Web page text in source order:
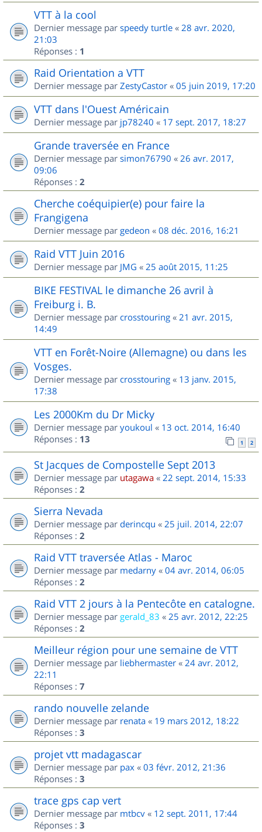
VTT à la cool
Dernier message par speedy turtle « 28 avr. 2020,
21:03
Réponses : 1
Raid Orientation a VTT
Dernier message par ZestyCastor « 05 juin 2019, 17:20
VTT dans l'Ouest Américain
Dernier message par jp78240 « 17 sept. 2017, 18:27
Grande traversée en France
Dernier message par simon76790 « 26 avr. 2017,
09:06
Réponses : 2
Cherche coéquipier(e) pour faire la
Frangigena
Dernier message par gedeon « 08 déc. 2016, 16:21
Raid VTT Juin 2016
Dernier message par JMG « 25 août 2015, 11:25
BIKE FESTIVAL le dimanche 26 avril à
Freiburg i. B.
Dernier message par crosstouring « 21 avr. 2015,
14:49
VTT en Forêt-Noire (Allemagne) ou dans les
Vosges.
Dernier message par crosstouring « 13 janv. 2015,
17:38
Les 2000Km du Dr Micky
Dernier message par youkoul « 13 oct. 2014, 16:40
Réponses : 13 1 2
St Jacques de Compostelle Sept 2013
Dernier message par utagawa « 22 sept. 2014, 15:33
Réponses : 2
Sierra Nevada
Dernier message par derincqu « 25 juil. 2014, 22:07
Réponses : 2
Raid VTT traversée Atlas - Maroc
Dernier message par medarny « 04 avr. 2014, 06:05
Réponses : 2
Raid VTT 2 jours à la Pentecôte en catalogne.
Dernier message par gerald_83 « 25 avr. 2012, 22:25
Réponses : 2
Meilleur région pour une semaine de VTT
Dernier message par liebhermaster « 24 avr. 2012,
22:11
Réponses : 7
rando nouvelle zelande
Dernier message par renata « 19 mars 2012, 18:22
Réponses : 3
projet vtt madagascar
Dernier message par pax « 03 févr. 2012, 21:36
Réponses : 3
trace gps cap vert
Dernier message par mtbcv « 12 sept. 2011, 17:44
Réponses : 3